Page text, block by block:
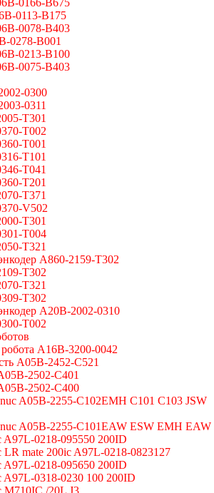
0166-B675
0113-B175
0078-B403
0278-B001
0213-B100
0075-B403
0300
0311
T301
T002
T001
T101
T041
T201
T371
V502
T301
T004
T321
A860-2159-T302
T302
T321
T302
A20B-2002-0310
T002
A16B-3200-0042
A05B-2452-C521
2502-C401
2502-C400
A05B-2255-C102EMH C101 C103 JSW
A05B-2255-C101EAW ESW EMH EAW
A97L-0218-095550 200ID
LR mate 200ic A97L-0218-0823127
A97L-0218-095650 200ID
A97L-0318-0230 100 200ID
M710IC /20L J3